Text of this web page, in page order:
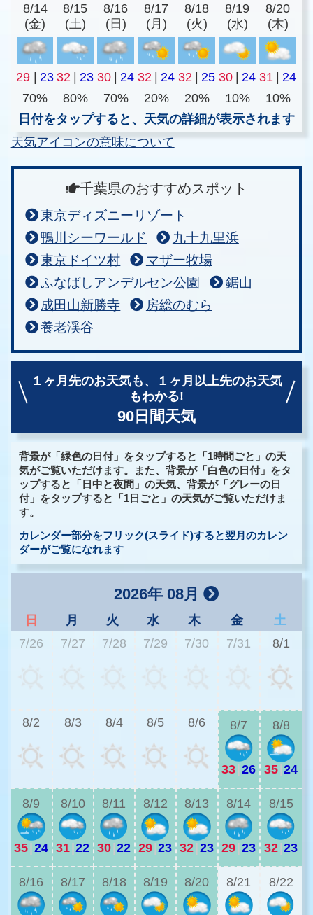
8/14
(金)
8/15
(土)
8/16
(日)
8/17
(月)
8/18
(火)
8/19
(水)
8/20
(木)
29 | 23 32 | 23 30 | 24 32 | 24 32 | 25 30 | 24 31 | 24
70%
80% 70% 20% 20% 10%
10%
日付をタップすると、天気の詳細が表示されます
天気アイコンの意味について
千葉県のおすすめスポット
東京ディズニーリゾート
鴨川シーワールド
九十九里浜
東京ドイツ村
マザー牧場
ふなばしアンデルセン公園
鋸山
成田山新勝寺
房総のむら
養老渓谷
１ヶ月先のお天気も、
１ヶ月以上先のお天気
もわかる!
90日間天気
背景が「緑色の日付」をタップすると「1時間ごと」の天
気がご覧いただけます。また、背景が「白色の日付」をタ
ップすると「日中と夜間」の天気、背景が「グレーの日
付」をタップすると「1日ごと」の天気がご覧いただけま
す。
カレンダー部分をフリック(スライド)すると翌月のカレン
ダーがご覧になれます
2026年 08月
日 月 火 水 木 金
土
7/26
7/27 7/28 7/29 7/30 7/31 8/1
8/2 8/3 8/4 8/5 8/6 8/7
33|26
8/8
35|24
8/9
35|24
8/10
31|22
8/11
30|22
8/12
29|23
8/13
32|23
8/14
29|23
8/15
32|23
8/16 8/17 8/18 8/19 8/20 8/21 8/22